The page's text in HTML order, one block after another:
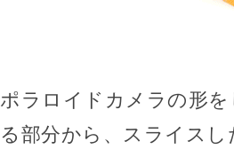
ポラロイドカメラの形
る部分から、スライス